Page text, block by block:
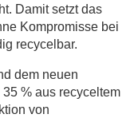
Damit setzt das
Kompromisse bei
recycelbar.
dem neuen
% aus recyceltem
von